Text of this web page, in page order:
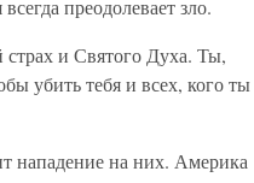
преодолевает зло.
и Святого Духа. Ты,
убить тебя и всех, кого ты
нападение на них. Америка